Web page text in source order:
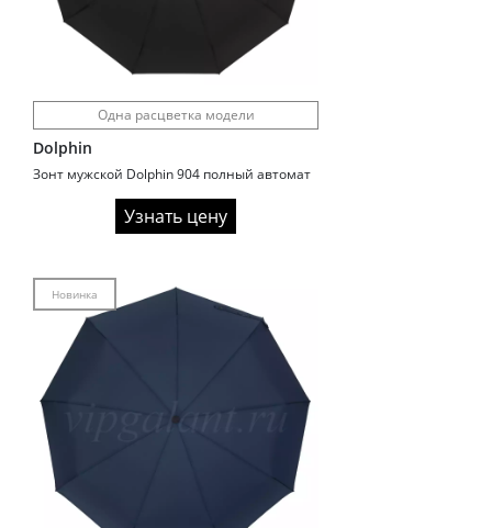
Одна расцветка модели
Dolphin
Зонт мужской Dolphin 904 полный автомат
Узнать цену
Новинка